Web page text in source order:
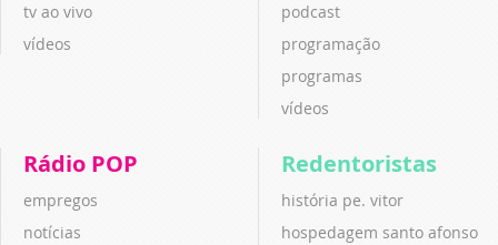
tv ao vivo
vídeos
podcast
programação
programas
vídeos
Rádio POP
empregos
notícias
Redentoristas
história pe. vitor
hospedagem santo afonso